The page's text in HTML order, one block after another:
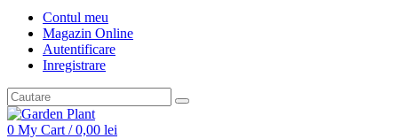
Contul meu
Magazin Online
Autentificare
Inregistrare
0 My Cart /0,00 lei